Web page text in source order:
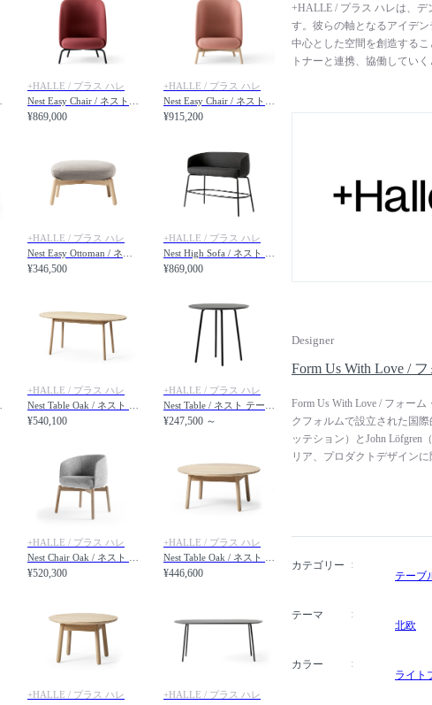
+HALLE / プラス ハレは、
す。彼らの軸となるアイデ
中心とした空間を創造する
トナーと連携、協働してい
の変化、進化するテクノロ
を、建築家、デザイナー、
の豊富な納品実績がありま
れており、デンマーク最高
得し、森林の自然環境を保
ルから製造しています。
もたらす、新世代ファニチ
Designer
Form Us With Love /
Form Us With Love / フォー
クフォルムで設立された国際
ッテション）とJohn Löfgren
リア、プロダクトデザイン
という共通の目的を持って
様々な家具・照明ブランド
IFデザイン賞、グッドデザ
カテゴリー
テーブ
テーマ
北欧
カラー
ライト
+HALLE / プラス ハレ
¥869,000
+HALLE / プラス ハレ
¥915,200
+HALLE / プラス ハレ
¥346,500
+HALLE / プラス ハレ
¥869,000
+HALLE / プラス ハレ
¥540,100
+HALLE / プラス ハレ
¥247,500 ～
+HALLE / プラス ハレ
¥520,300
+HALLE / プラス ハレ
¥446,600
+HALLE / プラス ハレ
+HALLE / プラス ハレ